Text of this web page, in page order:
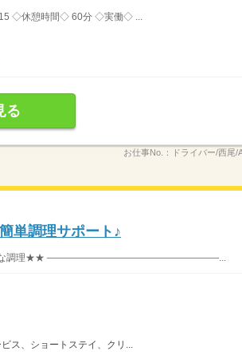
15 ◇休憩時間◇ 60分 ◇実働◇ ...
る
お仕事No.： ドライバー/西尾/
単調理サポート♪
な調理★★ ――――――――――――――――――...
ス、ショートステイ、クリ...